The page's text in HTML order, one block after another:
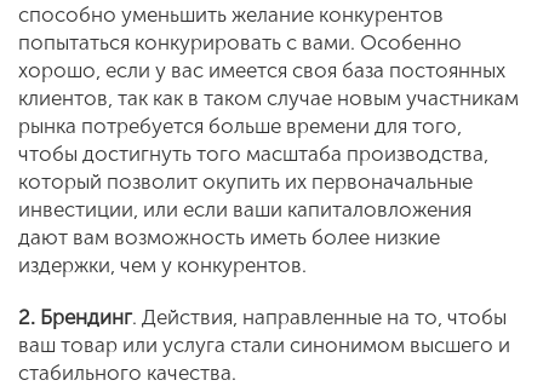
способно уменьшить желание конкурентов
попытаться конкурировать с вами. Особенно
хорошо, если у вас имеется своя база постоянных
клиентов, так как в таком случае новым участникам
рынка потребуется больше времени для того,
чтобы достигнуть того масштаба производства,
который позволит окупить их первоначальные
инвестиции, или если ваши капиталовложения
дают вам возможность иметь более низкие
издержки, чем у конкурентов.
2. Брендинг. Действия, направленные на то, чтобы
ваш товар или услуга стали синонимом высшего и
стабильного качества.